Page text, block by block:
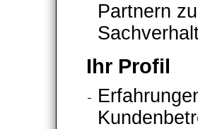
Partnern
Ihr Profil